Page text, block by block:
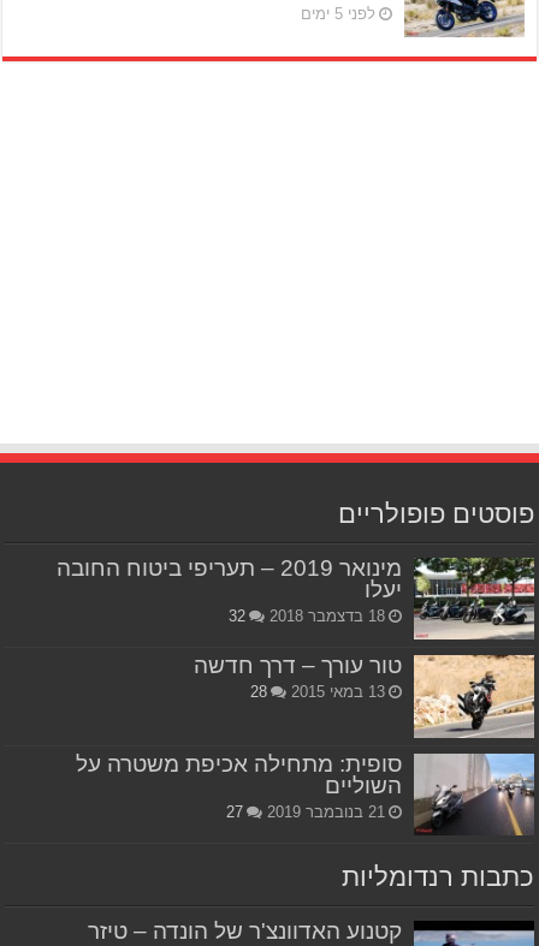
לפני 5 ימים
פוסטים פופולריים
מינואר 2019 – תעריפי ביטוח החובה
יעלו
18 בדצמבר 2018 32
טור עורך – דרך חדשה
13 במאי 2015 28
סופית: מתחילה אכיפת משטרה על
השוליים
21 בנובמבר 2019 27
כתבות רנדומליות
קטנוע האדוונצ'ר של הונדה – טיזר